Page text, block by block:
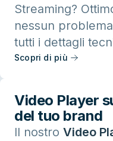
Streaming?
nessun
tutti i dettagli
Scopri di più
Video Player
del tuo brand
Il nostro Video